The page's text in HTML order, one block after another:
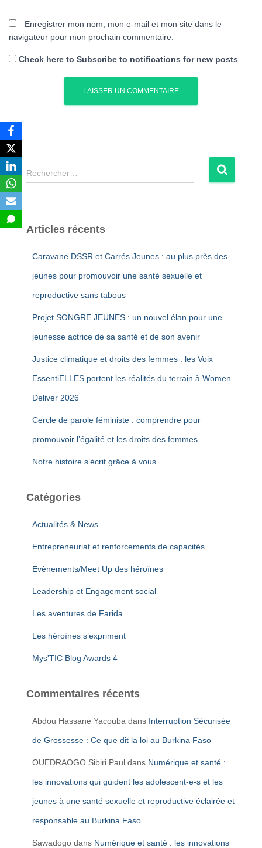
Enregistrer mon nom, mon e-mail et mon site dans le
navigateur pour mon prochain commentaire.
Check here to Subscribe to notifications for new posts
R
e
r
Rechercher…
Articles récents
Caravane DSSR et Carrés Jeunes : au plus près des
jeunes pour promouvoir une santé sexuelle et
reproductive sans tabous
Projet SONGRE JEUNES : un nouvel élan pour une
jeunesse actrice de sa santé et de son avenir
Justice climatique et droits des femmes : les Voix
EssentiELLES portent les réalités du terrain à Women
Deliver 2026
Cercle de parole féministe : comprendre pour
promouvoir l’égalité et les droits des femmes.
Notre histoire s’écrit grâce à vous
Catégories
Actualités & News
Entrepreneuriat et renforcements de capacités
Evènements/Meet Up des héroïnes
Leadership et Engagement social
Les aventures de Farida
Les héroïnes s’expriment
Mys'TIC Blog Awards 4
Commentaires récents
Abdou Hassane Yacouba dans Interruption Sécurisée
de Grossesse : Ce que dit la loi au Burkina Faso
OUEDRAOGO Sibiri Paul dans Numérique et santé :
les innovations qui guident les adolescent-e-s et les
jeunes à une santé sexuelle et reproductive éclairée et
responsable au Burkina Faso
Sawadogo dans Numérique et santé : les innovations